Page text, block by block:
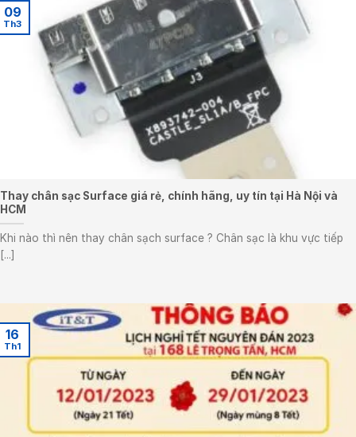
Thay chân sạc Surface giá rẻ, chính hãng, uy tín tại Hà Nội và
HCM
Khi nào thì nên thay chân sạch surface ? Chân sạc là khu vực tiếp
[...]
09
Th3
16
Th1